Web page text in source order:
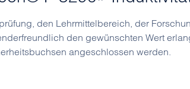
den Lehrmittelbereich, der
den gewünschten Wert
angeschlossen werden.